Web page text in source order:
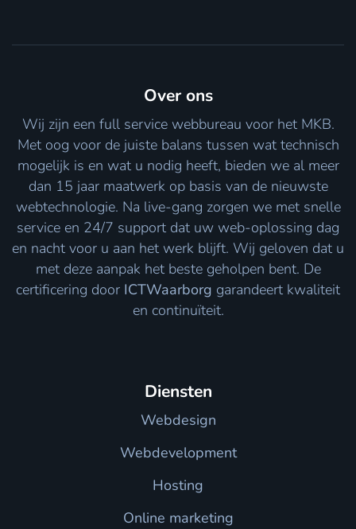
Over ons
Wij zijn een full service webbureau voor het MKB.
Met oog voor de juiste balans tussen wat technisch
mogelijk is en wat u nodig heeft, bieden we al meer
dan 15 jaar maatwerk op basis van de nieuwste
webtechnologie. Na live-gang zorgen we met snelle
service en 24/7 support dat uw web-oplossing dag
en nacht voor u aan het werk blijft. Wij geloven dat u
met deze aanpak het beste geholpen bent. De
certificering door ICTWaarborg garandeert kwaliteit
en continuïteit.
Diensten
Webdesign
Webdevelopment
Hosting
Online marketing